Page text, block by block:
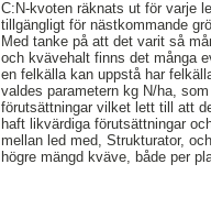
C:N-kvoten räknats ut för varje
tillgängligt för nästkommande
Med tanke på att det varit så
och kvävehalt finns det många
en felkälla kan uppstå har
valdes parametern kg N/ha,
förutsättningar vilket lett till att
haft likvärdiga förutsättningar
mellan led med, Strukturator,
högre mängd kväve, både per